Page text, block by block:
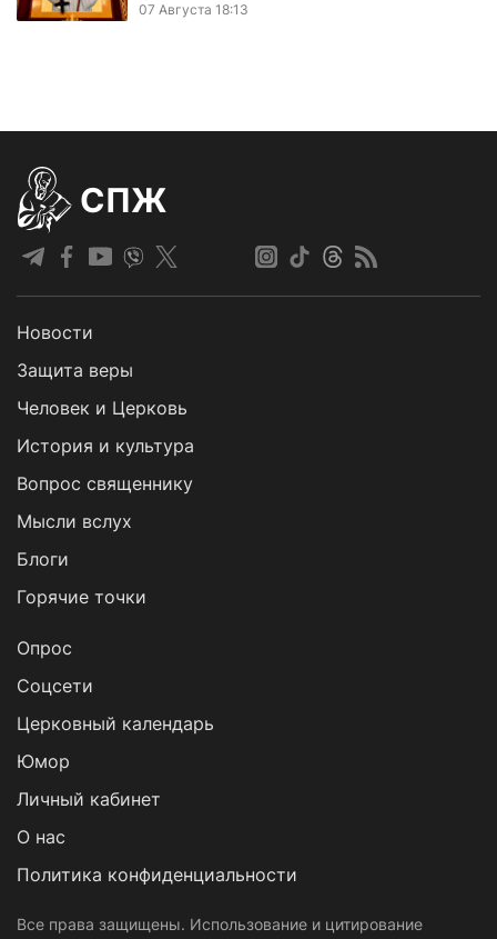
07 Августа 18:13
СПЖ
Новости
Защита веры
Человек и Церковь
История и культура
Вопрос священнику
Мысли вслух
Блоги
Горячие точки
Опрос
Cоцсети
Церковный календарь
Юмор
Личный кабинет
О нас
Политика конфиденциальности
Все права защищены. Использование и цитирование